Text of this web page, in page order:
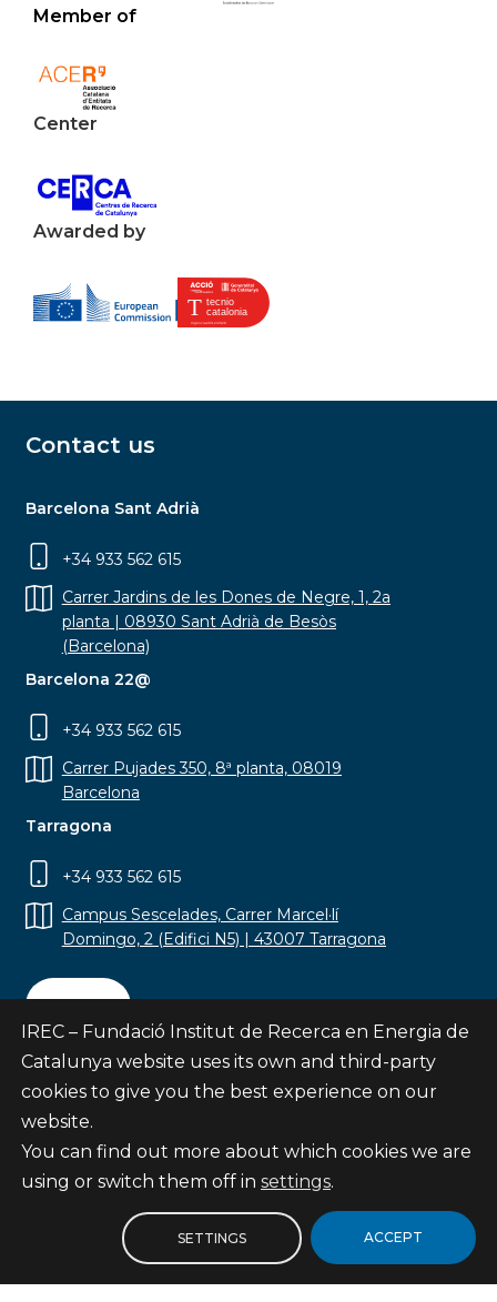
Member of
Center
Awarded by
Contact us
Barcelona Sant Adrià
+34 933 562 615
Carrer Jardins de les Dones de Negre, 1, 2a
planta | 08930 Sant Adrià de Besòs
(Barcelona)
Barcelona 22@
+34 933 562 615
Carrer Pujades 350, 8ª planta, 08019
Barcelona
Tarragona
+34 933 562 615
Campus Sescelades, Carrer Marcel·lí
Domingo, 2 (Edifici N5) | 43007 Tarragona
Contact
Subscribe
© Fundació Institut de Recerca en Energia de
IREC – Fundació Institut de Recerca en Energia de
Catalunya website uses its own and third-party
cookies to give you the best experience on our
website.
You can find out more about which cookies we are
using or switch them off in settings.
ACCEPT
SETTINGS